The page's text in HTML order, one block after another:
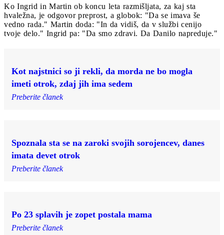
Ko Ingrid in Martin ob koncu leta razmišljata, za kaj sta
hvaležna, je odgovor preprost, a globok: "Da se imava še
vedno rada." Martin doda: "In da vidiš, da v službi cenijo
tvoje delo." Ingrid pa: "Da smo zdravi. Da Danilo napreduje."
Kot najstnici so ji rekli, da morda ne bo mogla
imeti otrok, zdaj jih ima sedem
Preberite članek
Spoznala sta se na zaroki svojih sorojencev, danes
imata devet otrok
Preberite članek
Po 23 splavih je zopet postala mama
Preberite članek